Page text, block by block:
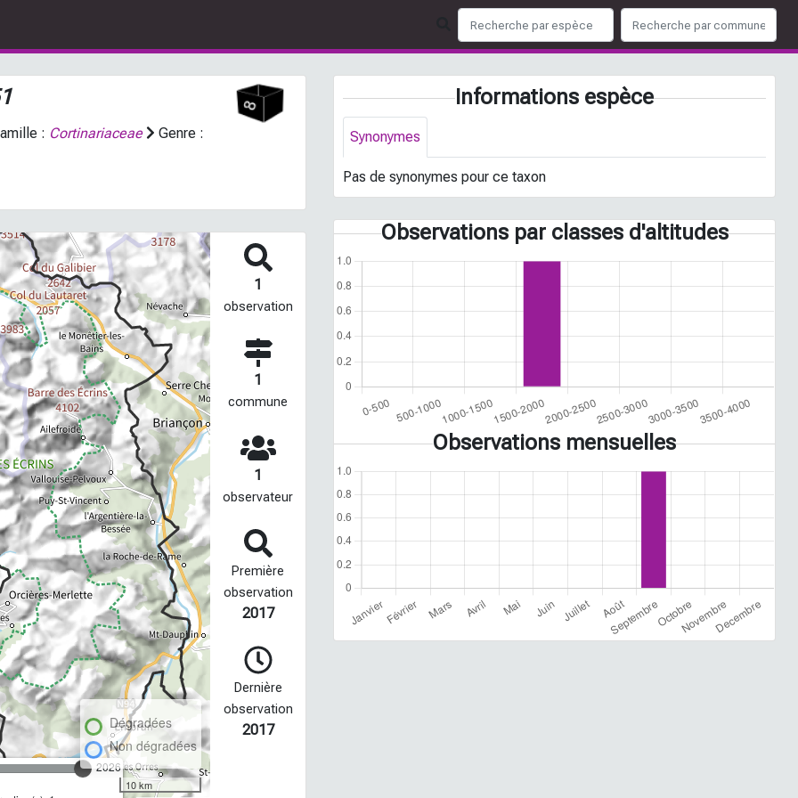
: Cortinariaceae Genre :
2026
Dégradées
Non dégradées
10 km
1
observation
1
commune
1
observateur
Première
observation
2017
Dernière
observation
2017
Informations espèce
Synonymes
Pas de synonymes pour ce taxon
Observations par classes d'altitudes
Observations mensuelles